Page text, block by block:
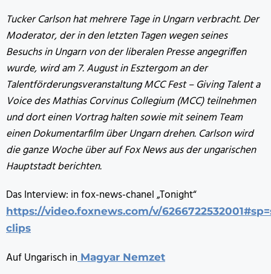
Tucker Carlson hat mehrere Tage in Ungarn verbracht. Der
Moderator, der in den letzten Tagen wegen seines
Besuchs in Ungarn von der liberalen Presse angegriffen
wurde, wird am 7. August in Esztergom an der
Talentförderungsveranstaltung MCC Fest – Giving Talent a
Voice des Mathias Corvinus Collegium (MCC) teilnehmen
und dort einen Vortrag halten sowie mit seinem Team
einen Dokumentarfilm über Ungarn drehen. Carlson wird
die ganze Woche über auf Fox News aus der ungarischen
Hauptstadt berichten.
Das Interview: in fox-news-chanel „Tonight“
https://video.foxnews.com/v/
clips
Auf Ungarisch in Magyar Nemzet